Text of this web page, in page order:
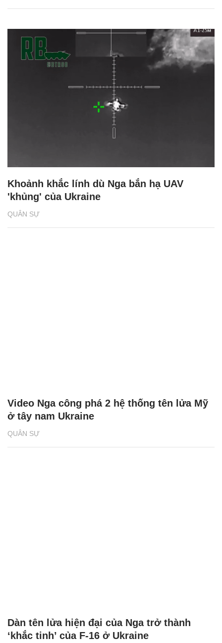
QUÂN SỰ
Khoảnh khắc lính dù Nga bắn hạ UAV
'khủng' của Ukraine
QUÂN SỰ
Video Nga công phá 2 hệ thống tên lửa Mỹ
ở tây nam Ukraine
Dàn tên lửa hiện đại của Nga trở thành
‘khắc tinh’ của F-16 ở Ukraine